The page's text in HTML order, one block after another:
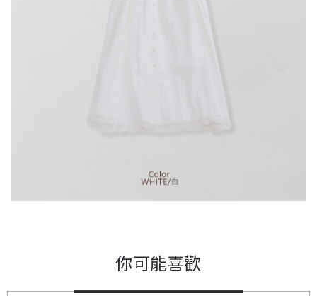
你可能喜歡